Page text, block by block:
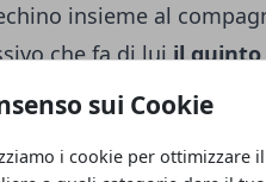
sui Cookie
i cookie per ottimizzare
insieme al
che fa di luiil
sport, nonché il
solo Jimmy Connors.
una serie di record